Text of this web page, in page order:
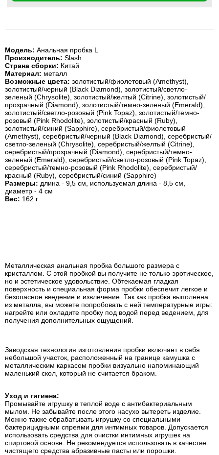
Модель: Анальная пробка L
Производитель: Slash
Страна сборки: Китай
Материал: металл
Возможные цвета: золотистый/фиолетовый (Amethyst),
золотистый/черный (Black Diamond), золотистый/светло-
зеленый (Chrysolite), золотистый/желтый (Citrine), золотистый/
прозрачный (Diamond), золотистый/темно-зеленый (Emerald),
золотистый/светло-розовый (Pink Topaz), золотистый/темно-
розовый (Pink Rhodolite), золотистый/красный (Ruby),
золотистый/синий (Sapphire), серебристый/фиолетовый
(Amethyst), серебристый/черный (Black Diamond), серебристый/
светло-зеленый (Chrysolite), серебристый/желтый (Citrine),
серебристый/прозрачный (Diamond), серебристый/темно-
зеленый (Emerald), серебристый/светло-розовый (Pink Topaz),
серебристый/темно-розовый (Pink Rhodolite), серебристый/
красный (Ruby), серебристый/синий (Sapphire)
Размеры: длина - 9,5 см, используемая длина - 8,5 см,
диаметр - 4 см
Вес: 162 г
Металлическая анальная пробка большого размера с
кристаллом. С этой пробкой вы получите не только эротическое,
но и эстетическое удовольствие. Обтекаемая гладкая
поверхность и специальная форма пробки обеспечит легкое и
безопасное введение и извлечение. Так как пробка выполнена
из металла, вы можете попробовать с ней температурные игры:
нагрейте или охладите пробку под водой перед ведением, для
получения дополнительных ощущений.
Заводская технология изготовления пробки включает в себя
небольшой участок, расположенный на границе камушка с
металлическим каркасом пробки визуально напоминающий
маленький скол, который не считается браком.
Уход и гигиена:
Промывайте игрушку в теплой воде с антибактериальным
мылом. Не забывайте после этого насухо вытереть изделие.
Можно также обрабатывать игрушку со специальными
бактерицидными спреями для интимных товаров. Допускается
использовать средства для очистки интимных игрушек на
спиртовой основе. Не рекомендуется использовать в качестве
чистящего средства абразивные пасты или порошки.